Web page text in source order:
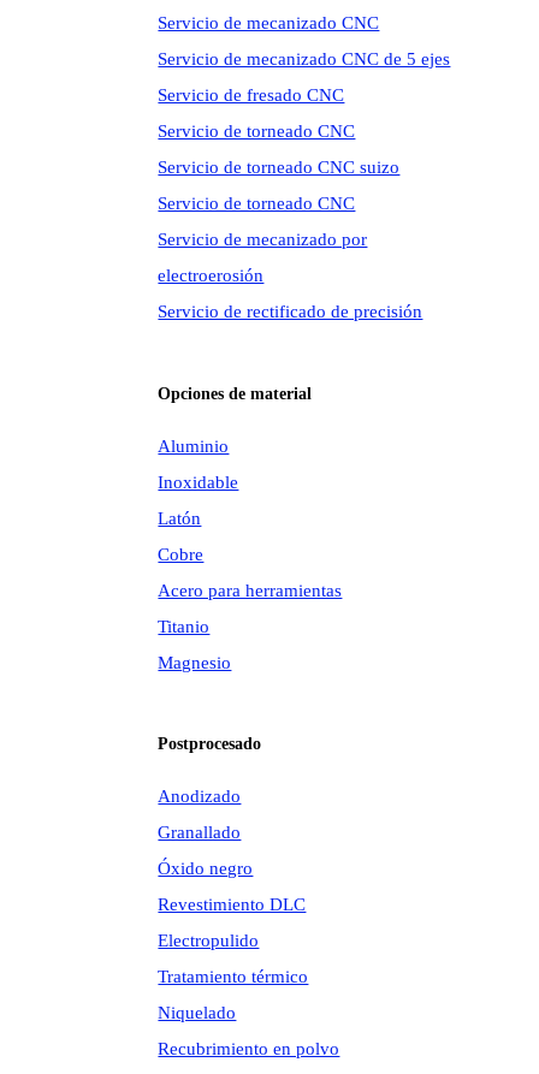
Servicio de mecanizado CNC
Servicio de mecanizado CNC de 5 ejes
Servicio de fresado CNC
Servicio de torneado CNC
Servicio de torneado CNC suizo
Servicio de torneado CNC
Servicio de mecanizado por
electroerosión
Servicio de rectificado de precisión
Opciones de material
Aluminio
Inoxidable
Latón
Cobre
Acero para herramientas
Titanio
Magnesio
Postprocesado
Anodizado
Granallado
Óxido negro
Revestimiento DLC
Electropulido
Tratamiento térmico
Niquelado
Recubrimiento en polvo